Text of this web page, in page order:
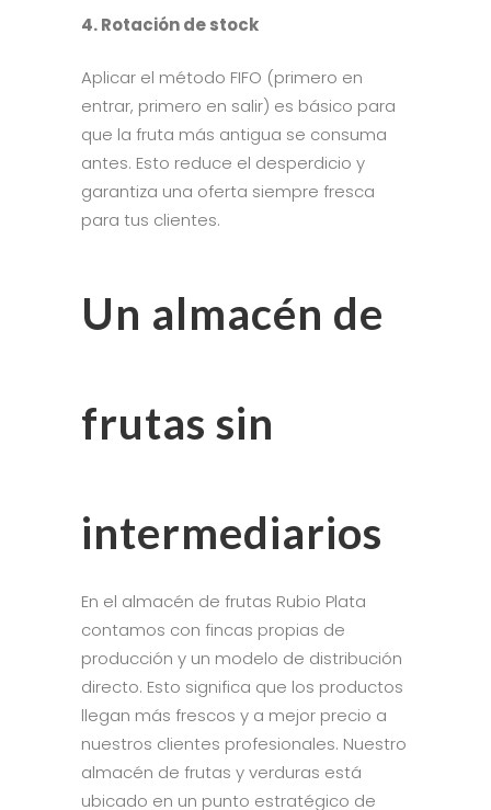
4. Rotación de stock
Aplicar el método FIFO (primero en
entrar, primero en salir) es básico para
que la fruta más antigua se consuma
antes. Esto reduce el desperdicio y
garantiza una oferta siempre fresca
para tus clientes.
Un almacén de
frutas sin
intermediarios
En el almacén de frutas Rubio Plata
contamos con fincas propias de
producción y un modelo de distribución
directo. Esto significa que los productos
llegan más frescos y a mejor precio a
nuestros clientes profesionales. Nuestro
almacén de frutas y verduras está
ubicado en un punto estratégico de